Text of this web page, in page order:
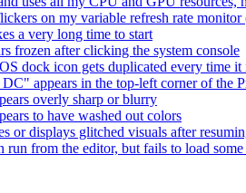
on my variable refresh rate
a very long time to start
frozen after clicking the system console
dock icon gets duplicated every time
appears in the top-left corner of the
overly sharp or blurry
to have washed out colors
or displays glitched visuals after
run from the editor, but fails to load